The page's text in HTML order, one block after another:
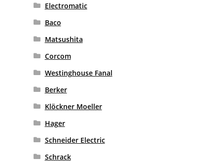
Electromatic
Baco
Matsushita
Corcom
Westinghouse Fanal
Berker
Klöckner Moeller
Hager
Schneider Electric
Schrack